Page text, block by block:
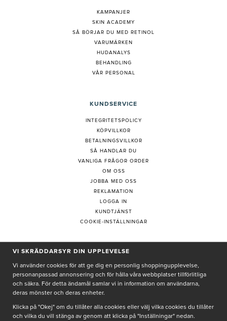
KAMPANJER
SKIN ACADEMY
SÅ BÖRJAR DU MED RETINOL
VARUMÄRKEN
HUDANALYS
BEHANDLING
VÅR PERSONAL
KUNDSERVICE
INTEGRITETSPOLICY
KÖPVILLKOR
BETALNINGSVILLKOR
SÅ HANDLAR DU
VANLIGA FRÅGOR ORDER
OM OSS
JOBBA MED OSS
REKLAMATION
LOGGA IN
KUNDTJÄNST
COOKIE-INSTÄLLNINGAR
PRENUMERERA PÅ NYHETSBREV
Genom att ge min e-post, accepterar jag Seth och Sallyintegritetspolicy
De uppgifter du matar in kommer endast användas till våra nyhetsbrev.
VI SKRÄDDARSYR DIN UPPLEVELSE
Vi använder cookies för att ge dig en personlig shoppingupplevelse,
personanpassad annonsering och för hålla våra webbplatser tillförlitliga
och säkra. För detta ändamål samlar vi in information om användarna,
deras mönster och deras enheter.
Klicka på "Okej" om du tillåter alla cookies eller välj vilka cookies du tillåter
och vilka du vill stänga av genom att klicka på "Inställningar" nedan.